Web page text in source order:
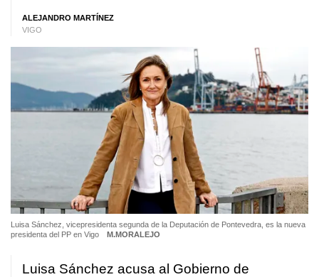
ALEJANDRO MARTÍNEZ
VIGO
Luisa Sánchez, vicepresidenta segunda de la Deputación de Pontevedra, es la nueva
presidenta del PP en Vigo
M.MORALEJO
Luisa Sánchez acusa al Gobierno de